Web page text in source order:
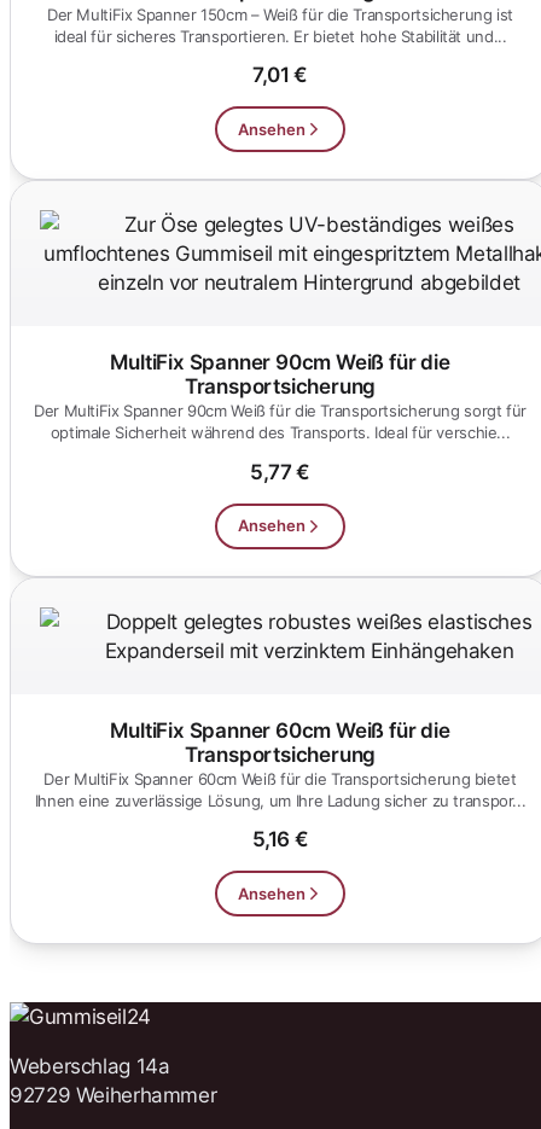
Der MultiFix Spanner 150cm – Weiß für die Transportsicherung ist
ideal für sicheres Transportieren. Er bietet hohe Stabilität und...
7,01 €
Ansehen
MultiFix Spanner 90cm Weiß für die
Transportsicherung
Der MultiFix Spanner 90cm Weiß für die Transportsicherung sorgt für
optimale Sicherheit während des Transports. Ideal für verschie...
5,77 €
Ansehen
MultiFix Spanner 60cm Weiß für die
Transportsicherung
Der MultiFix Spanner 60cm Weiß für die Transportsicherung bietet
Ihnen eine zuverlässige Lösung, um Ihre Ladung sicher zu transpor...
5,16 €
Ansehen
Weberschlag 14a
92729 Weiherhammer